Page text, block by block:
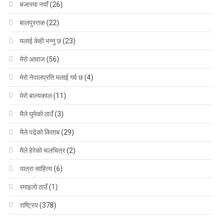
बजारमा नयाँ(26)
बालपुस्तक(22)
मलाई केही भन्नु छ(23)
मेरो आवाज(56)
मेरो नेपालप्रति मलाई गर्व छ(4)
मेरो बाल्यकाल(11)
मैले घुमेको ठाउँ(3)
मैले पढेको किताब(29)
मैले हेरेको चलचित्र(2)
यात्रा साहित्य(6)
रमाइलो ठाउँ(1)
राष्ट्रिय(378)